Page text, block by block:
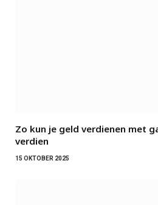
Zo kun je geld verdienen met
verdien
15 OKTOBER 2025